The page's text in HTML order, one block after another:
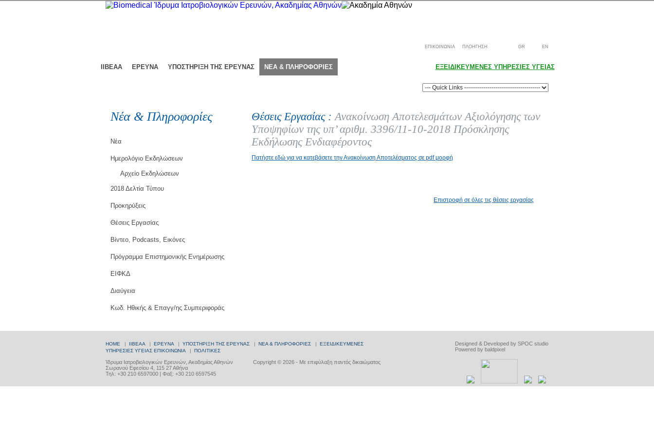
ΕΠΙΚΟΙΝΩΝΙΑ ΠΛΟΗΓΗΣΗ GR EN
ΙΙΒΕΑΑ ΕΡΕΥΝΑ ΥΠΟΣΤΗΡΙΞΗ ΤΗΣ ΕΡΕΥΝΑΣ ΝΕΑ & ΠΛΗΡΟΦΟΡΙΕΣ ΕΞΕΙΔΙΚΕΥΜΕΝΕΣ ΥΠΗΡΕΣΙΕΣ ΥΓΕΙΑΣ
Νέα & Πληροφορίες
Νέα
Ημερολόγιο Εκδηλώσεων
Αρχείο Εκδηλώσεων
2018 Δελτία Τύπου
Προκηρύξεις
Θέσεις Εργασίας
Βίντεο, Podcasts, Εικόνες
Πρόγραμμα Επιστημονικής Ενημέρωσης
ΕΙΦΚΔ
Διαύγεια
Κωδ. Ηθικής & Επαγγ/ης Συμπεριφοράς
Θέσεις Εργασίας :Ανακοίνωση Αποτελεσμάτων Αξιολόγησης των
Υποψηφίων της υπ’ αριθμ. 3396/11-10-2018 Πρόσκλησης
Εκδήλωσης Ενδιαφέροντος
Πατήστε εδώ για να κατεβάσετε την Ανακοίνωση Αποτελέσματος σε pdf μορφή
Επιστροφή σε όλες τις θέσεις εργασίας
Designed & Developed by SPOC studio
Powered by baldpixel
HOME | ΙΙΒΕΑΑ | ΕΡΕΥΝΑ | ΥΠΟΣΤΗΡΙΞΗ ΤΗΣ ΕΡΕΥΝΑΣ | ΝΕΑ & ΠΛΗΡΟΦΟΡΙΕΣ | ΕΞΕΙΔΙΚΕΥΜΕΝΕΣ
ΥΠΗΡΕΣΙΕΣ ΥΓΕΙΑΣ ΕΠΙΚΟΙΝΩΝΙΑ | ΠΟΛΙΤΙΚΕΣ
Copyright © 2026 - Με επιφύλαξη παντός δικαιώματος
Ίδρυμα Ιατροβιολογικών Ερευνών, Ακαδημίας Αθηνών
Σωρανού Εφεσίου 4, 115 27 Αθήνα
Τηλ: +30 210 6597000 | Φαξ: +30 210 6597545